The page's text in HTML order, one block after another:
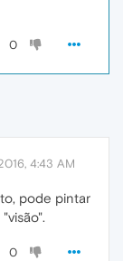
0
4:43 AM
pode pintar
0